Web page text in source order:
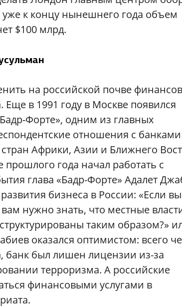
уже к концу нынешнего года объем
$100 млрд.
на российской почве
в 1991 году в Москве появился
Форте», одним из главных
отношения с
Африки, Азии и Ближнего
года начал работать с
глава «Бадр-Форте» Адалет
бизнеса в России: «Если вы
нужно знать, что местные
таким образом?»
оказался оптимистом: всего
банк был лишен лицензии из-за
терроризма. А российские
финансовыми услугами в